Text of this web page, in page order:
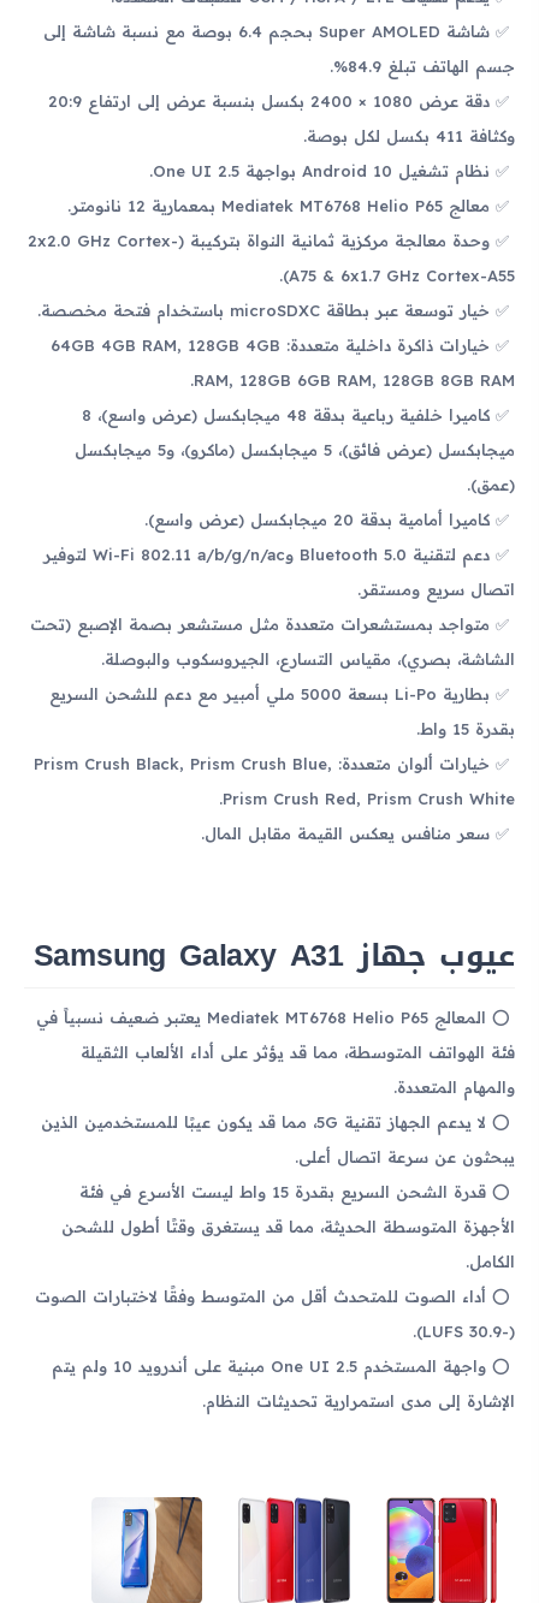
شاشة Super AMOLED بحجم 6.4 بوصة مع نسبة شاشة إلى
جسم الهاتف تبلغ 84.9%.
دقة عرض 1080 × 2400 بكسل بنسبة عرض إلى ارتفاع 20:9
وكثافة 411 بكسل لكل بوصة.
نظام تشغيل Android 10 بواجهة One UI 2.5.
معالج Mediatek MT6768 Helio P65 بمعمارية 12 نانومتر.
وحدة معالجة مركزية ثمانية النواة بتركيبة (2x2.0 GHz Cortex-
A75 & 6x1.7 GHz Cortex-A55).
خيار توسعة عبر بطاقة microSDXC باستخدام فتحة مخصصة.
خيارات ذاكرة داخلية متعددة: 64GB 4GB RAM, 128GB 4GB
RAM, 128GB 6GB RAM, 128GB 8GB RAM.
كاميرا خلفية رباعية بدقة 48 ميجابكسل (عرض واسع)، 8
ميجابكسل (عرض فائق)، 5 ميجابكسل (ماكرو)، و5 ميجابكسل
(عمق).
كاميرا أمامية بدقة 20 ميجابكسل (عرض واسع).
دعم لتقنية Bluetooth 5.0 وWi-Fi 802.11 a/b/g/n/ac لتوفير
اتصال سريع ومستقر.
متواجد بمستشعرات متعددة مثل مستشعر بصمة الإصبع (تحت
الشاشة، بصري)، مقياس التسارع، الجيروسكوب والبوصلة.
بطارية Li-Po بسعة 5000 ملي أمبير مع دعم للشحن السريع
بقدرة 15 واط.
خيارات ألوان متعددة: Prism Crush Black, Prism Crush Blue,
Prism Crush Red, Prism Crush White.
سعر منافس يعكس القيمة مقابل المال.
عيوب جهاز Samsung Galaxy A31
المعالج Mediatek MT6768 Helio P65 يعتبر ضعيف نسبياً في
فئة الهواتف المتوسطة، مما قد يؤثر على أداء الألعاب الثقيلة
والمهام المتعددة.
لا يدعم الجهاز تقنية 5G، مما قد يكون عيبًا للمستخدمين الذين
يبحثون عن سرعة اتصال أعلى.
قدرة الشحن السريع بقدرة 15 واط ليست الأسرع في فئة
الأجهزة المتوسطة الحديثة، مما قد يستغرق وقتًا أطول للشحن
الكامل.
أداء الصوت للمتحدث أقل من المتوسط وفقًا لاختبارات الصوت
(-30.9 LUFS).
واجهة المستخدم One UI 2.5 مبنية على أندرويد 10 ولم يتم
الإشارة إلى مدى استمرارية تحديثات النظام.